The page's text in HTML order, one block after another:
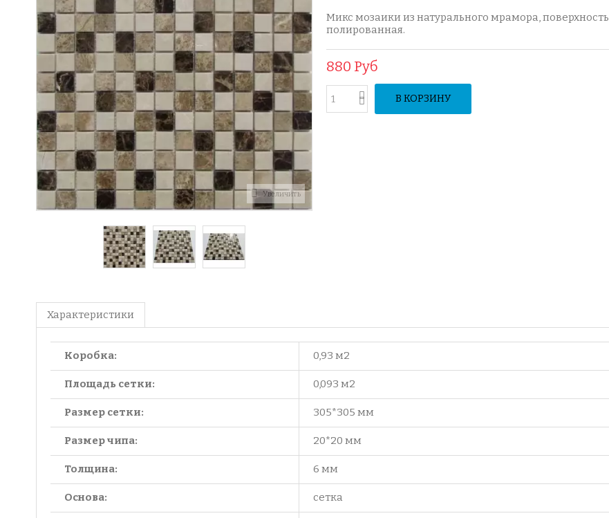
Увеличить
Микс мозаики из натурального мрамора, поверхность
полированная.
880 Руб
В КОРЗИНУ
Характеристики
Коробка: 0,93 м2
Площадь сетки: 0,093 м2
Размер сетки: 305*305 мм
Размер чипа: 20*20 мм
Толщина: 6 мм
Основа: сетка